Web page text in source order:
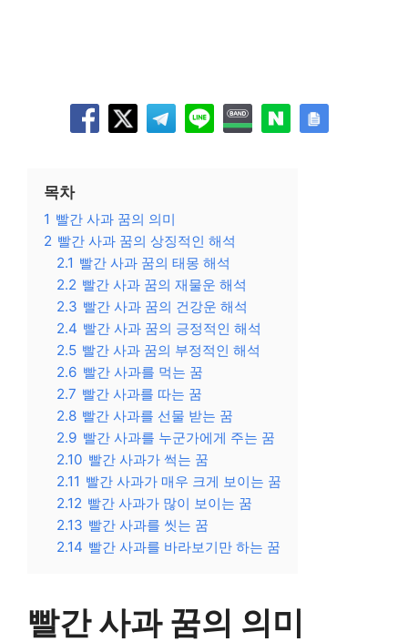
목차
1 빨간 사과 꿈의 의미
2 빨간 사과 꿈의 상징적인 해석
2.1 빨간 사과 꿈의 태몽 해석
2.2 빨간 사과 꿈의 재물운 해석
2.3 빨간 사과 꿈의 건강운 해석
2.4 빨간 사과 꿈의 긍정적인 해석
2.5 빨간 사과 꿈의 부정적인 해석
2.6 빨간 사과를 먹는 꿈
2.7 빨간 사과를 따는 꿈
2.8 빨간 사과를 선물 받는 꿈
2.9 빨간 사과를 누군가에게 주는 꿈
2.10 빨간 사과가 썩는 꿈
2.11 빨간 사과가 매우 크게 보이는 꿈
2.12 빨간 사과가 많이 보이는 꿈
2.13 빨간 사과를 씻는 꿈
2.14 빨간 사과를 바라보기만 하는 꿈
빨간 사과 꿈의 의미